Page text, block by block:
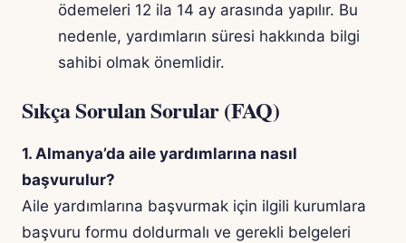
ödemeleri 12 ila 14 ay arasında yapılır. Bu
nedenle, yardımların süresi hakkında bilgi
sahibi olmak önemlidir.
Sıkça Sorulan Sorular (FAQ)
1. Almanya’da aile yardımlarına nasıl
başvurulur?
Aile yardımlarına başvurmak için ilgili kurumlara
başvuru formu doldurmalı ve gerekli belgeleri